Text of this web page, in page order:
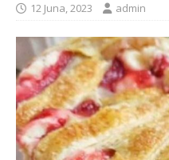
12 Juna, 2023 admin